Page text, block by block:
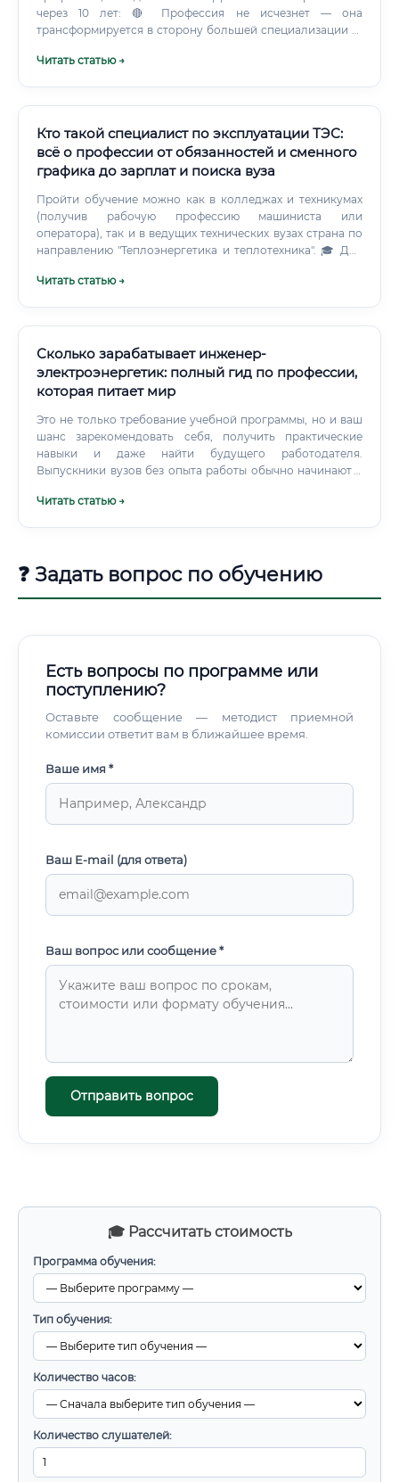
🎓 Рассчитать стоимость
Программа обучения:
Тип обучения:
Количество часов:
Количество слушателей:
через 10 лет: 🔴 Профессия не исчезнет — она
трансформируется в сторону большей специализации 🔴
нейросетей», «специалист по цифровому управлению
специалистов со стороны развивающихся рынков График
работы 🕐 Режим работы зависит от типа работодателя и
должности: ✅ Для большинства офисных и
аналитических позиций — стандартная пятидневка с
возможностью гибридного формата работы. Есть ли
смысл учиться Подведём итог в формате честного
сравнения «за» и «против»: ⚡ Вердикт эксперта: если у вас
есть хотя бы базовая техническая или математическая
будущим — смысл учиться есть однозначно.
Читать статью →
Кто такой специалист по эксплуатации ТЭС:
всё о профессии от обязанностей и сменного
графика до зарплат и поиска вуза
Пройти обучение можно как в колледжах и техникумах
(получив рабочую профессию машиниста или
оператора), так и в ведущих технических вузах страна по
направлению "Теплоэнергетика и теплотехника". 🎓 Для
должностей (начиная от машиниста блока и выше)
заведения для старта в этой сфере: НИУ "МЭИ"
(Московский энергетический институт) — главный
энергетический вуз страны с мощнейшей научной базой.
Читать статью →
Сколько зарабатывает инженер-
электроэнергетик: полный гид по профессии,
которая питает мир
Это не только требование учебной программы, но и ваш
шанс зарекомендовать себя, получить практические
навыки и даже найти будущего работодателя.
Выпускники вузов без опыта работы обычно начинают с
инженера или мастера. Выпускники колледжей могут
Читать статью →
❓ Задать вопрос по обучению
Есть вопросы по программе или
поступлению?
Оставьте сообщение — методист приемной
комиссии ответит вам в ближайшее время.
Ваше имя *
Ваш E-mail (для ответа)
Ваш вопрос или сообщение *
Отправить вопрос